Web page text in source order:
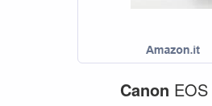
Canon EOS